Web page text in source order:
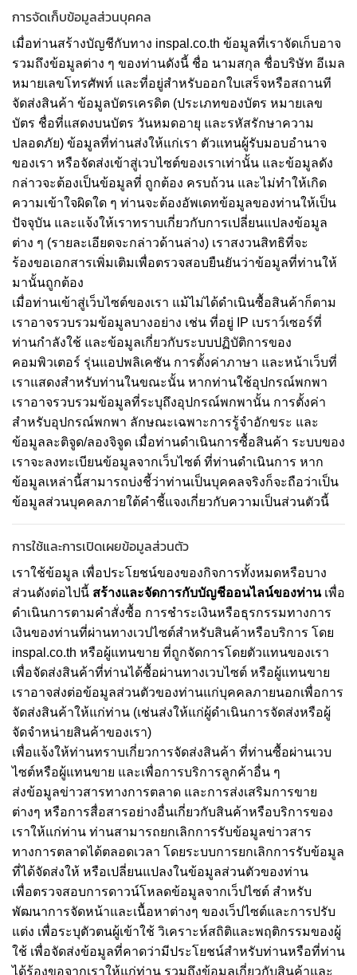
การจัดเก็บข้อมูลส่วนบุคคล
เมื่อท่านสร้างบัญชีกับทาง inspal.co.th ข้อมูลที่เราจัดเก็บอาจ
รวมถึงข้อมูลต่าง ๆ ของท่านดังนี้ ชื่อ นามสกุล ชื่อบริษัท อีเมล
หมายเลขโทรศัพท์ และที่อยู่สำหรับออกใบเสร็จหรือสถานที
จัดส่งสินค้า ข้อมูลบัตรเครดิต (ประเภทของบัตร หมายเลข
บัตร ชื่อที่แสดงบนบัตร วันหมดอายุ และรหัสรักษาความ
ปลอดภัย) ข้อมูลที่ท่านส่งให้แก่เรา ตัวแทนผู้รับมอบอำนาจ
ของเรา หรือจัดส่งเข้าสู่เวบไซต์ของเราเท่านั้น และข้อมูลดัง
กล่าวจะต้องเป็นข้อมูลที่ ถูกต้อง ครบถ้วน และไม่ทำให้เกิด
ความเข้าใจผิดใด ๆ ท่านจะต้องอัพเดทข้อมูลของท่านให้เป็น
ปัจจุบัน และแจ้งให้เราทราบเกี่ยวกับการเปลี่ยนแปลงข้อมูล
ต่าง ๆ (รายละเอียดจะกล่าวด้านล่าง) เราสงวนสิทธิที่จะ
ร้องขอเอกสารเพิ่มเติมเพื่อตรวจสอบยืนยันว่าข้อมูลที่ท่านให้
มานั้นถูกต้อง
เมื่อท่านเข้าสู่เว็บไซต์ของเรา แม้ไม่ได้ดำเนินซื้อสินค้าก็ตาม
เราอาจรวบรวมข้อมูลบางอย่าง เช่น ที่อยู่ IP เบราว์เซอร์ที่
ท่านกำลังใช้ และข้อมูลเกี่ยวกับระบบปฏิบัติการของ
คอมพิวเตอร์ รุ่นแอปพลิเคชัน การตั้งค่าภาษา และหน้าเว็บที่
เราแสดงสำหรับท่านในขณะนั้น หากท่านใช้อุปกรณ์พกพา
เราอาจรวบรวมข้อมูลที่ระบุถึงอุปกรณ์พกพานั้น การตั้งค่า
สำหรับอุปกรณ์พกพา ลักษณะเฉพาะการรู้จำอักขระ และ
ข้อมูลละติจูด/ลองจิจูด เมื่อท่านดำเนินการซื้อสินค้า ระบบของ
เราจะลงทะเบียนข้อมูลจากเว็บไซต์ ที่ท่านดำเนินการ หาก
ข้อมูลเหล่านี้สามารถบ่งชี้ว่าท่านเป็นบุคคลจริงก็จะถือว่าเป็น
ข้อมูลส่วนบุคคลภายใต้คำชี้แจงเกี่ยวกับความเป็นส่วนตัวนี้
การใช้และการเปิดเผยข้อมูลส่วนตัว
เราใช้ข้อมูล เพื่อประโยชน์ของของกิจการทั้งหมดหรือบาง
ส่วนดังต่อไปนี้ สร้างและจัดการกับบัญชีออนไลน์ของท่าน เพื่อ
ดำเนินการตามคำสั่งซื้อ การชำระเงินหรือธุรกรรมทางการ
เงินของท่านที่ผ่านทางเวปไซต์สำหรับสินค้าหรือบริการ โดย
inspal.co.th หรือผู้แทนขาย ที่ถูกจัดการโดยตัวแทนของเรา
เพื่อจัดส่งสินค้าที่ท่านได้ซื้อผ่านทางเวบไซต์ หรือผู้แทนขาย
เราอาจส่งต่อข้อมูลส่วนตัวของท่านแก่บุคคลภายนอกเพื่อการ
จัดส่งสินค้าให้แก่ท่าน (เช่นส่งให้แก่ผู้ดำเนินการจัดส่งหรือผู้
จัดจำหน่ายสินค้าของเรา)
เพื่อแจ้งให้ท่านทราบเกี่ยวการจัดส่งสินค้า ที่ท่านซื้อผ่านเวบ
ไซต์หรือผู้แทนขาย และเพื่อการบริการลูกค้าอื่น ๆ
ส่งข้อมูลข่าวสารทางการตลาด และการส่งเสริมการขาย
ต่างๆ หรือการสื่อสารอย่างอื่นเกี่ยวกับสินค้าหรือบริการของ
เราให้แก่ท่าน ท่านสามารถยกเลิกการรับข้อมูลข่าวสาร
ทางการตลาดได้ตลอดเวลา โดยระบบการยกเลิกการรับข้อมูล
ที่ได้จัดส่งให้ หรือเปลี่ยนแปลงในข้อมูลส่วนตัวของท่าน
เพื่อตรวจสอบการดาวน์โหลดข้อมูลจากเว็ปไซต์ สำหรับ
พัฒนาการจัดหน้าและเนื้อหาต่างๆ ของเว็ปไซต์และการปรับ
แต่ง เพื่อระบุตัวตนผู้เข้าใช้ วิเคราะห์สถิติและพฤติกรรมของผู้
ใช้ เพื่อจัดส่งข้อมูลที่คาดว่ามีประโยชน์สำหรับท่านหรือที่ท่าน
ได้ร้องขอจากเราให้แก่ท่าน รวมถึงข้อมูลเกี่ยวกับสินค้าและ